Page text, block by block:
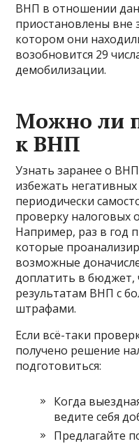
ВНП в отношении
приостановлены вне
котором они
возобновится 29
демобилизации.
Можно ли
к ВНП
Узнать заранее о
избежать
периодически
проверку налоговых
Например, раз в год
которые
возможные
доплатить в бюджет,
результатам ВНП с
штрафами.
Если всё-таки
получено решение
подготовиться:
Когда
ведите себя
Предлагайте